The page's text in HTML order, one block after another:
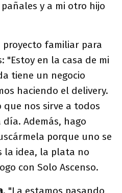
y a mi otro hijo
familiar para
"Estoy en la casa de mi
tiene un negocio
haciendo el delivery.
que nos sirve a todos
Además, hago
porque uno se
la idea, la plata no
con Solo Ascenso.